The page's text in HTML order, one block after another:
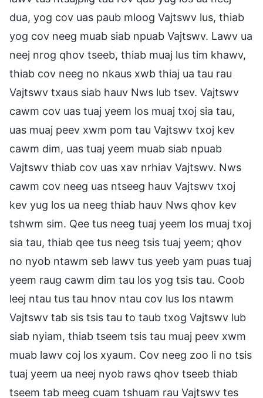
dua, yog cov uas paub mloog Vajtswv lus, thiab
yog cov neeg muab siab npuab Vajtswv. Lawv ua
neej nrog qhov tseeb, thiab muaj lus tim khawv,
thiab cov neeg no nkaus xwb thiaj ua tau rau
Vajtswv txaus siab hauv Nws lub tsev. Vajtswv
cawm cov uas tuaj yeem los muaj txoj sia tau,
uas muaj peev xwm pom tau Vajtswv txoj kev
cawm dim, uas tuaj yeem muab siab npuab
Vajtswv thiab cov uas xav nrhiav Vajtswv. Nws
cawm cov neeg uas ntseeg hauv Vajtswv txoj
kev yug los ua neeg thiab hauv Nws qhov kev
tshwm sim. Qee tus neeg tuaj yeem los muaj txoj
sia tau, thiab qee tus neeg tsis tuaj yeem; qhov
no nyob ntawm seb lawv tus yeeb yam puas tuaj
yeem raug cawm dim tau los yog tsis tau. Coob
leej ntau tus tau hnov ntau cov lus los ntawm
Vajtswv tab sis tsis tau to taub txog Vajtswv lub
siab nyiam, thiab tseem tsis tau muaj peev xwm
muab lawv coj los xyaum. Cov neeg zoo li no tsis
tuaj yeem ua neej nyob raws qhov tseeb thiab
tseem tab meeg cuam tshuam rau Vajtswv tes